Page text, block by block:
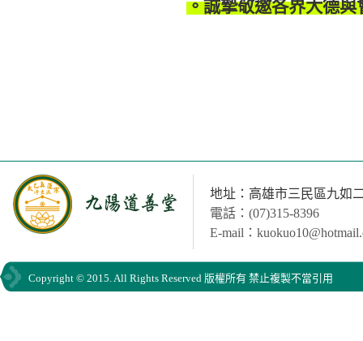
。誠摯敬邀各界大德與
地址：高雄市三民區九如
電話：(07)315-8396
E-mail：
Copyright © 2015. All Rights Reserved 版權所有 禁止複製不當引用